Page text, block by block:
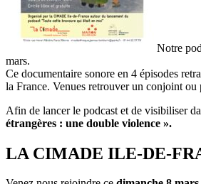
Notre
mars.
Ce documentaire sonore en 4 épisodes
la France. Venues retrouver un conjoint
Afin de lancer le podcast et de visibiliser
étrangères : une double violence ».
LA CIMADE ILE-DE-